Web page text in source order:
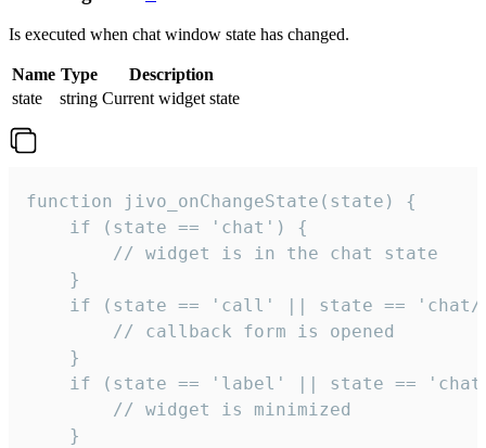
Is executed when chat window state has changed.
Name Type
Description
state
string Current widget state
function jivo_onChangeState(state) {
    if (state == 'chat') {
        // widget is in the chat state
    }
if (state == 'call' || state ==
        // callback form is opened
    }
if (state == 'label' || state ==
        // widget is minimized
    }